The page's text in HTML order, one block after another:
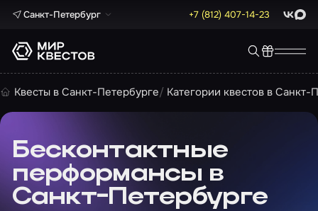
Санкт-Петербург +7 (812) 407-14-23 Max
Квесты в Санкт-Петербурге Категории квестов в Санкт-
Бесконтактные
перформансы в
Санкт-Петербурге